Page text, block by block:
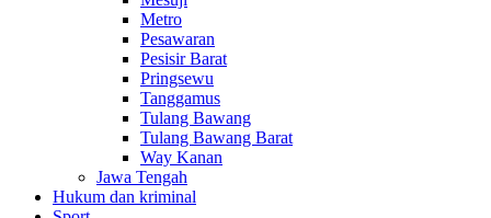
Metro
Pesawaran
Pesisir Barat
Pringsewu
Tanggamus
Tulang Bawang
Tulang Bawang Barat
Way Kanan
Jawa Tengah
Hukum dan kriminal